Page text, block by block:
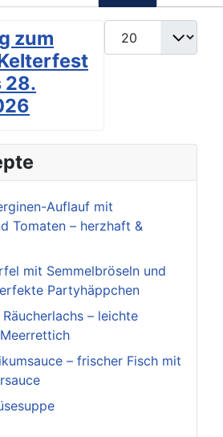
Anzeige #
zum
28.
Auflauf mit
Tomaten – herzhaft &
mit Semmelbröseln und
Partyhäppchen
– leichte
– frischer Fisch mit